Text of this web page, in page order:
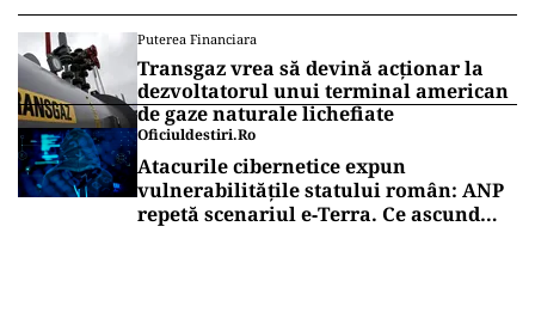
Puterea Financiara
Transgaz vrea să devină acționar la
dezvoltatorul unui terminal american
de gaze naturale lichefiate
Oficiuldestiri.ro
Atacurile cibernetice expun
vulnerabilitățile statului român: ANP
repetă scenariul e‑Terra. Ce ascund